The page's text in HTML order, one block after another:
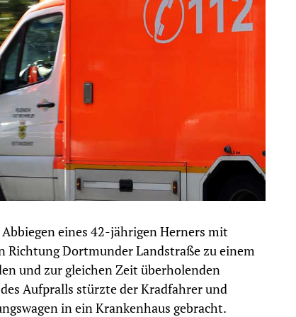
eines 42-jährigen Herners mit
Richtung Dortmunder Landstraße zu einem
und zur gleichen Zeit überholenden
Aufpralls stürzte der Kradfahrer und
in ein Krankenhaus gebracht.